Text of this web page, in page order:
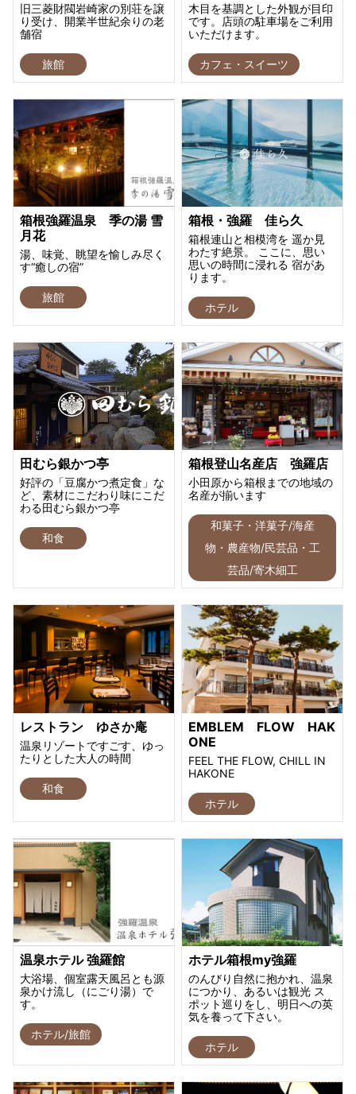
旧三菱財閥岩崎家の別荘を譲
り受け、開業半世紀余りの老
舗宿
旅館
木目を基調とした外観が目印
です。店頭の駐車場をご利用
いただけます。
カフェ・スイーツ
箱根強羅温泉 季の湯 雪
月花
湯、味覚、眺望を愉しみ尽く
す“癒しの宿”
旅館
箱根・強羅 佳ら久
箱根連山と相模湾を 遥か見
わたす絶景。 ここに、思い
思いの時間に浸れる 宿があ
ります。
ホテル
田むら銀かつ亭
好評の「豆腐かつ煮定食」な
ど、素材にこだわり味にこだ
わる田むら銀かつ亭
和食
箱根登山名産店 強羅店
小田原から箱根までの地域の
名産が揃います
和菓子・洋菓子/海産
物・農産物/民芸品・工
芸品/寄木細工
レストラン ゆさか庵
温泉リゾートですごす、ゆっ
たりとした大人の時間
和食
EMBLEM FLOW HAK
ONE
FEEL THE FLOW, CHILL IN
HAKONE
ホテル
温泉ホテル 強羅館
大浴場、個室露天風呂とも源
泉かけ流し（にごり湯）で
す。
ホテル/旅館
ホテル箱根my強羅
のんびり自然に抱かれ、温泉
につかり、あるいは観光 ス
ポット巡りをし、明日への英
気を養って下さい。
ホテル